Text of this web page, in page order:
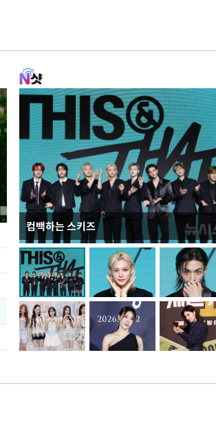
컴백하는 스키즈
김민석, 강원·TK도 승리하며 정청래에 누적
1.48%p 앞서…격차 벌리며 박빙 우세